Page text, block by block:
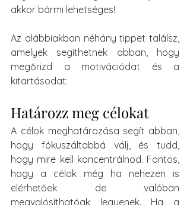
akkor bármi lehetséges!
Az alábbiakban néhány tippet találsz,
amelyek segíthetnek abban, hogy
megőrizd a motivációdat és a
kitartásodat:
Határozz meg célokat
A célok meghatározása segít abban,
hogy fókuszáltabbá válj, és tudd,
hogy mire kell koncentrálnod. Fontos,
hogy a célok még ha nehezen is
elérhetőek de valóban
megvalósíthatóak legyenek. Ha a